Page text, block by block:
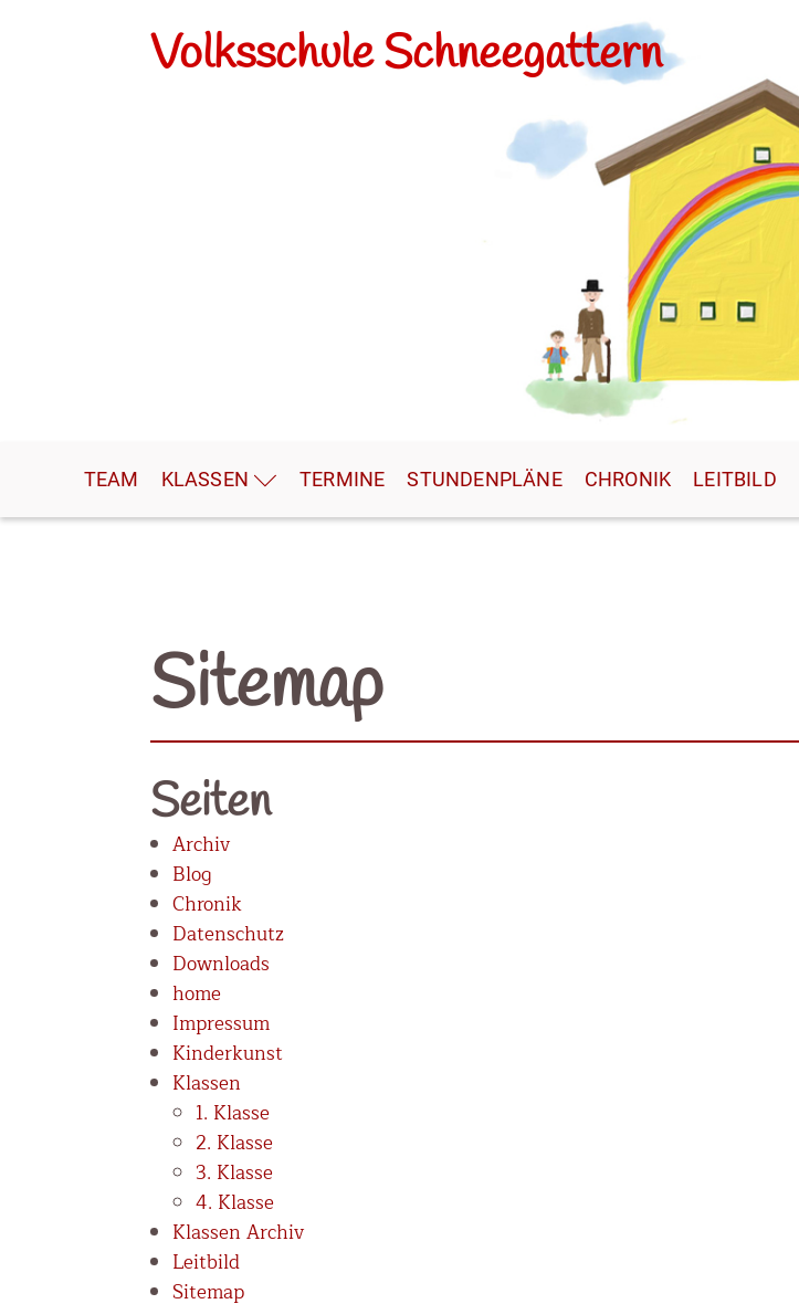
Volksschule Schneegattern
TEAM KLASSEN TERMINE STUNDENPLÄNE CHRONIK LEITBILD
Sitemap
Seiten
Archiv
Blog
Chronik
Datenschutz
Downloads
home
Impressum
Kinderkunst
Klassen
1. Klasse
2. Klasse
3. Klasse
4. Klasse
Klassen Archiv
Leitbild
Sitemap